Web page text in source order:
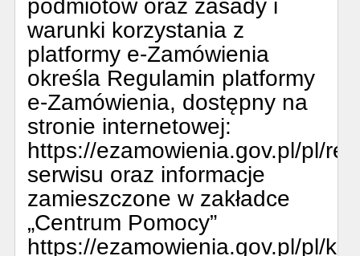
podmiotów oraz zasady i
warunki korzystania z
platformy e-Zamówienia
określa Regulamin platformy
e-Zamówienia, dostępny na
stronie internetowej:
https://ezamowienia.gov.pl/pl/
serwisu oraz informacje
zamieszczone w zakładce
„Centrum Pomocy”
https://ezamowienia.gov.pl/pl/